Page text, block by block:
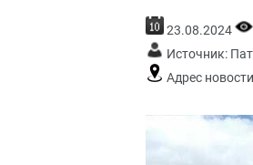
23.08.2024
Источник:
Адрес